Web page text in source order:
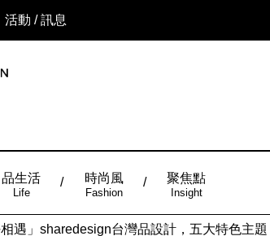
活動 / 訊息
品生活
Life
時尚風
Fashion
聚焦點
Insight
相遇」sharedesign台灣品設計，五大特色主